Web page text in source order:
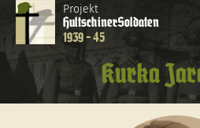
Projekt
HultschinerSoldaten
1939 - 45
Kurka